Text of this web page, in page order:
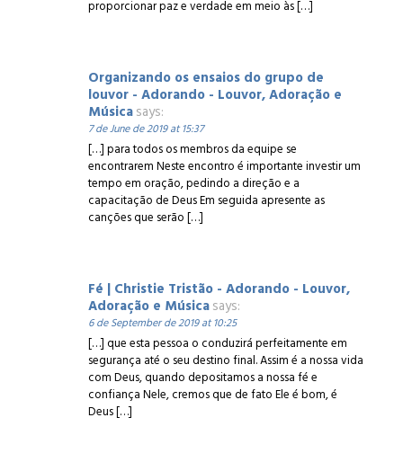
proporcionar paz e verdade em meio às […]
Organizando os ensaios do grupo de
louvor - Adorando - Louvor, Adoração e
Músicasays:
7 de June de 2019 at 15:37
[…] para todos os membros da equipe se
encontrarem Neste encontro é importante investir um
tempo em oração, pedindo a direção e a
capacitação de Deus Em seguida apresente as
canções que serão […]
Fé | Christie Tristão - Adorando - Louvor,
Adoração e Músicasays:
6 de September de 2019 at 10:25
[…] que esta pessoa o conduzirá perfeitamente em
segurança até o seu destino final. Assim é a nossa vida
com Deus, quando depositamos a nossa fé e
confiança Nele, cremos que de fato Ele é bom, é
Deus […]